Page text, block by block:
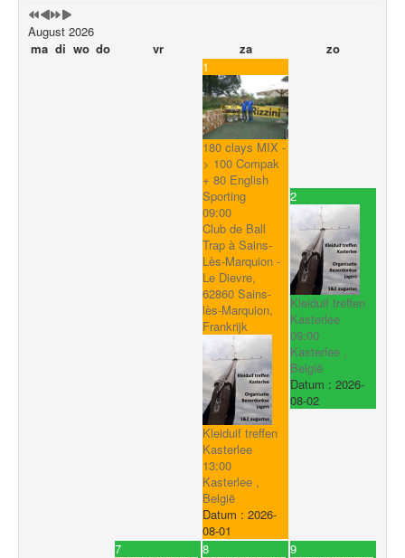
August 2026
ma di wo do vr za
zo
1
180 clays MIX -
> 100 Compak
+ 80 English
Sporting
09:00
Club de Ball
Trap à Sains-
Lès-Marquion -
Le Dievre,
62860 Sains-
lès-Marquion,
Frankrijk
Kleiduif treffen
Kasterlee
13:00
Kasterlee ,
België
Datum : 2026-
08-01
2
Kleiduif treffen
Kasterlee
09:00
Kasterlee ,
België
Datum : 2026-
08-02
7 8 9